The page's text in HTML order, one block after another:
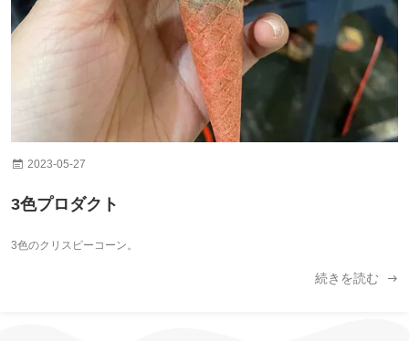
2023-05-27
3色プロダクト
3色のクリスピーコーン。
続きを読む